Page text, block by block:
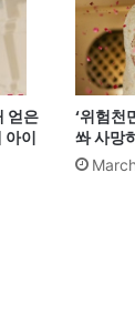
얻은
아이
‘위험천
쏴 사망